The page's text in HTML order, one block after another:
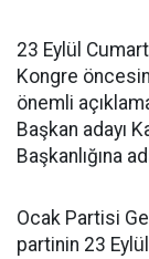
23 Eylül
Kongre
önemli
Başkan adayı
Başkanlığına
Ocak Partisi
partinin 23